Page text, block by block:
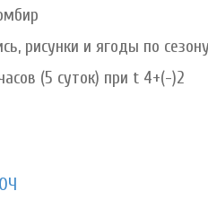
рисунки и ягоды по сезону
(5 суток) при t 4+(-)2